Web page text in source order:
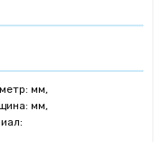
мм,
мм,